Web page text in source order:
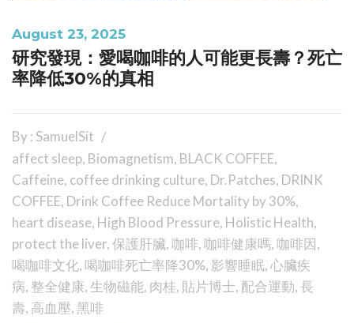
August 23, 2025
研究發現：愛喝咖啡的人可能更長壽？死亡
率降低30%的真相
By : SamuelSit
affect sleep, Biomagnetism, BLACK COFFEE,
Caffeine, coffee drinking culture, Dr.Patches, DRINK
COFFEE, Drink Coffee Reduce Mortality by 30%,
heart disease, High Blood Pressure, Holistic Health,
protect the liver,保護肝臟,咖啡,咖啡健康嗎,咖啡因,
喝咖啡文化, 喝咖啡死亡率降30%, 影響睡眠,心臟疾
病, 整全健康, 生物磁能, 肉桂, 貼片博士, 配合運動,長
壽, 高血壓,黑啡